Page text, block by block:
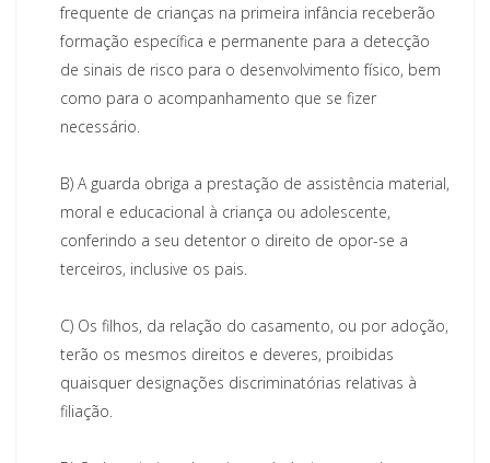
frequente de crianças na primeira infância receberão
formação específica e permanente para a detecção
de sinais de risco para o desenvolvimento físico, bem
como para o acompanhamento que se fizer
necessário.
B) A guarda obriga a prestação de assistência material,
moral e educacional à criança ou adolescente,
conferindo a seu detentor o direito de opor-se a
terceiros, inclusive os pais.
C) Os filhos, da relação do casamento, ou por adoção,
terão os mesmos direitos e deveres, proibidas
quaisquer designações discriminatórias relativas à
filiação.